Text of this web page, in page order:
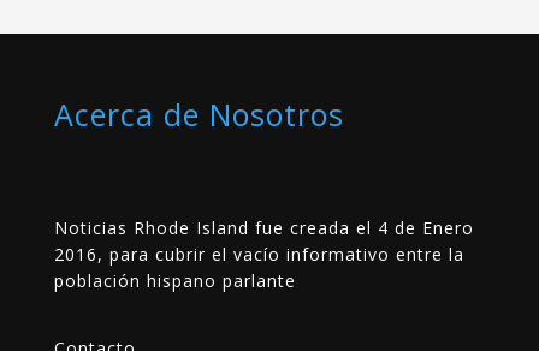
Acerca de Nosotros
Noticias Rhode Island fue creada el 4 de Enero
2016, para cubrir el vacío informativo entre la
población hispano parlante